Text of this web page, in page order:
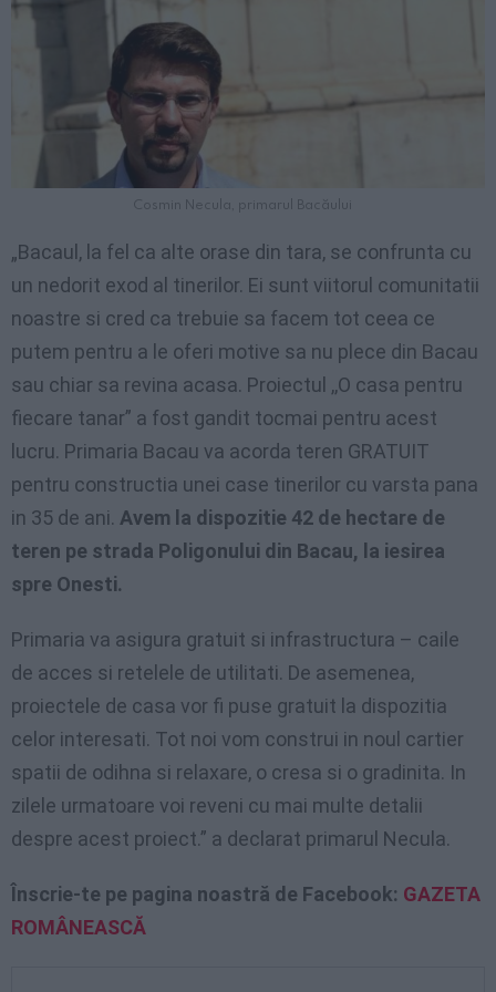
Cosmin Necula, primarul Bacăului
„Bacaul, la fel ca alte orase din tara, se confrunta cu
un nedorit exod al tinerilor. Ei sunt viitorul comunitatii
noastre si cred ca trebuie sa facem tot ceea ce
putem pentru a le oferi motive sa nu plece din Bacau
sau chiar sa revina acasa. Proiectul ,,O casa pentru
fiecare tanar” a fost gandit tocmai pentru acest
lucru. Primaria Bacau va acorda teren GRATUIT
pentru constructia unei case tinerilor cu varsta pana
in 35 de ani. Avem la dispozitie 42 de hectare de
teren pe strada Poligonului din Bacau, la iesirea
spre Onesti.
Primaria va asigura gratuit si infrastructura – caile
de acces si retelele de utilitati. De asemenea,
proiectele de casa vor fi puse gratuit la dispozitia
celor interesati. Tot noi vom construi in noul cartier
spatii de odihna si relaxare, o cresa si o gradinita. In
zilele urmatoare voi reveni cu mai multe detalii
despre acest proiect.” a declarat primarul Necula.
Înscrie-te pe pagina noastră de Facebook: GAZETA
ROMÂNEASCĂ